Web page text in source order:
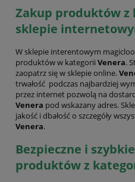
Zakup produktów z
sklepie
W sklepie interentowym
produktów w kategorii Venera.
zaopatrz się w sklepie online.
trwałość podczas najbardziej
przez internet pozwolą na
Venera pod wskazany adres.
jakość i dbałość o szczegóły
Venera.
Bezpieczne i
produktów z